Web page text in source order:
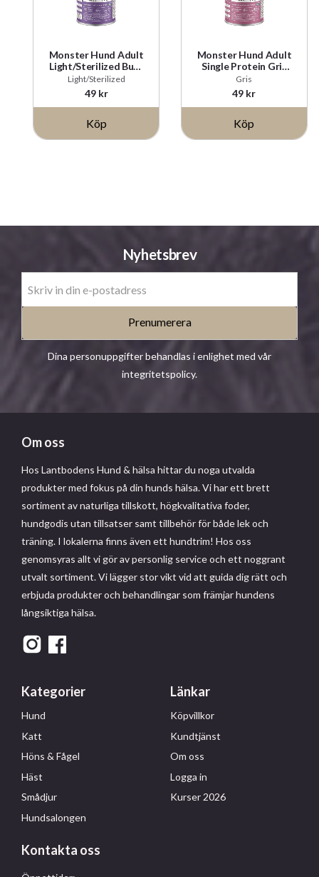
Monster Hund Adult
Light/Sterilized Burk
400 g
Light/Sterilized
49kr
Köp
Monster Hund Adult
Single Protein Gris
Burk 400 g
Gris
49 kr
Köp
Nyhetsbrev
Prenumerera
Dina personuppgifter behandlas i enlighet med vår
integritetspolicy.
Om oss
Hos Lantbodens Hund & hälsa hittar du noga utvalda
produkter med fokus på din hunds hälsa. Vi har ett brett
sortiment av naturliga tillskott, högkvalitativa foder,
hundgodis utan tillsatser samt tillbehör för både lek och
träning. I lokalerna finns även ett hundtrim! Hos oss
genomsyras allt vi gör av personlig service och ett noggrant
utvalt sortiment. Vi lägger stor vikt vid att guida dig rätt och
erbjuda produkter och behandlingar som främjar hundens
långsiktiga hälsa.
Kategorier
Hund
Katt
Höns & Fågel
Häst
Smådjur
Hundsalongen
Länkar
Köpvillkor
Kundtjänst
Om oss
Logga in
Kurser 2026
Kontakta oss